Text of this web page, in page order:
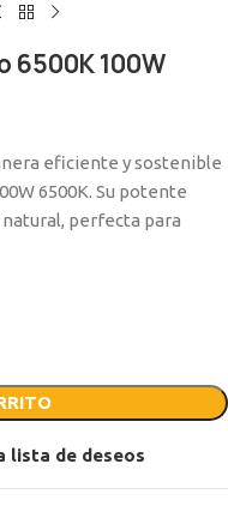
6500K 100W
eficiente y sostenible
6500K. Su potente
perfecta para
lista de deseos